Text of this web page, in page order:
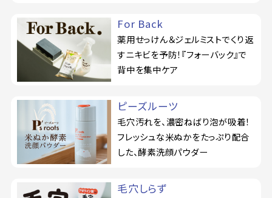
For Back
薬用せっけん＆ジェルミストでくり返
すニキビを予防！『フォーバック』で
背中を集中ケア
ピーズルーツ
毛穴汚れを、濃密ねばり泡が吸着！
フレッシュな米ぬかをたっぷり配合
した、酵素洗顔パウダー
毛穴しらず